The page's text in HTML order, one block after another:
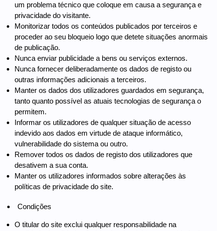
um problema técnico que coloque em causa a segurança e
privacidade do visitante.
Monitorizar todos os conteúdos publicados por terceiros e
proceder ao seu bloqueio logo que detete situações anormais
de publicação.
Nunca enviar publicidade a bens ou serviços externos.
Nunca fornecer deliberadamente os dados de registo ou
outras informações adicionais a terceiros.
Manter os dados dos utilizadores guardados em segurança,
tanto quanto possível as atuais tecnologias de segurança o
permitem.
Informar os utilizadores de qualquer situação de acesso
indevido aos dados em virtude de ataque informático,
vulnerabilidade do sistema ou outro.
Remover todos os dados de registo dos utilizadores que
desativem a sua conta.
Manter os utilizadores informados sobre alterações às
políticas de privacidade do site.
Condições
O titular do site exclui qualquer responsabilidade na